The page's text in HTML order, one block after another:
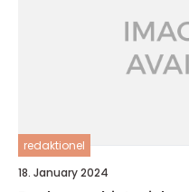
redaktionel
18. January 2024